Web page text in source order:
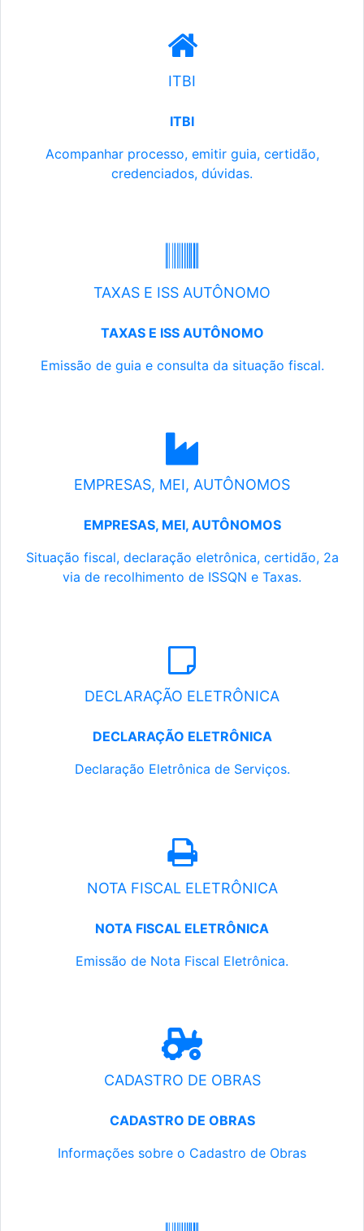
ITBI
ITBI
Acompanhar processo, emitir guia, certidão,
credenciados, dúvidas.
TAXAS E ISS AUTÔNOMO
TAXAS E ISS AUTÔNOMO
Emissão de guia e consulta da situação fiscal.
EMPRESAS, MEI, AUTÔNOMOS
EMPRESAS, MEI, AUTÔNOMOS
Situação fiscal, declaração eletrônica, certidão, 2a
via de recolhimento de ISSQN e Taxas.
DECLARAÇÃO ELETRÔNICA
DECLARAÇÃO ELETRÔNICA
Declaração Eletrônica de Serviços.
NOTA FISCAL ELETRÔNICA
NOTA FISCAL ELETRÔNICA
Emissão de Nota Fiscal Eletrônica.
CADASTRO DE OBRAS
CADASTRO DE OBRAS
Informações sobre o Cadastro de Obras